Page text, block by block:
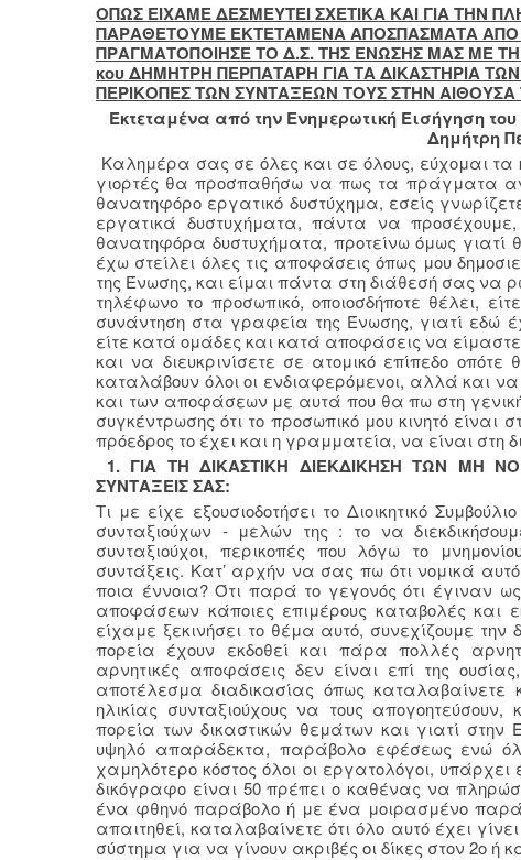
ΟΠΩΣ ΕΙΧΑΜΕ ΔΕΣΜΕΥΤΕΙ ΣΧΕΤΙΚΑ ΚΑΙ ΓΙΑ
ΠΑΡΑΘΕΤΟΥΜΕ ΕΚΤΕΤΑΜΕΝΑ ΑΠΟΣΠΑΣΜΑΤΑ
ΠΡΑΓΜΑΤΟΠΟΙΗΣΕ ΤΟ Δ.Σ. ΤΗΣ ΕΝΩΣΗΣ ΜΑΣ ΜΕ
κου ΔΗΜΗΤΡΗ ΠΕΡΠΑΤΑΡΗ ΓΙΑ ΤΑ ΔΙΚΑΣΤΗΡΙΑ
ΠΕΡΙΚΟΠΕΣ ΤΩΝ ΣΥΝΤΑΞΕΩΝ ΤΟΥΣ ΣΤΗΝ
Εκτεταμένα από την Ενημερωτική Εισήγηση
Δημήτρη
Καλημέρα σας σε όλες και σε όλους, εύχομαι
γιορτές θα προσπαθήσω να πως τα πράγματα
θανατηφόρο εργατικό δυστύχημα, εσείς
εργατικά δυστυχήματα, πάντα να
θανατηφόρα δυστυχήματα, προτείνω όμως
έχω στείλει όλες τις αποφάσεις όπως μου
της Ένωσης, και είμαι πάντα στη διάθεσή σας να
τηλέφωνο το προσωπικό, οποιοσδήποτε θέλει,
συνάντηση στα γραφεία της Ένωσης, γιατί εδώ
είτε κατά ομάδες και κατά αποφάσεις να
και να διευκρινίσετε σε ατομικό επίπεδο
καταλάβουν όλοι οι ενδιαφερόμενοι, αλλά και
και των αποφάσεων με αυτά που θα πω στη
συγκέντρωσης ότι το προσωπικό μου κινητό είναι
πρόεδρος το έχει και η γραμματεία, να είναι στη
1. ΓΙΑ ΤΗ ΔΙΚΑΣΤΙΚΗ ΔΙΕΚΔΙΚΗΣΗ ΤΩΝ ΜΗ
ΣΥΝΤΑΞΕΙΣ ΣΑΣ:
Τι με είχε εξουσιοδοτήσει το Διοικητικό
συνταξιούχων - μελών της : το να
συνταξιούχοι, περικοπές που λόγω το
συντάξεις. Κατ’ αρχήν να σας πω ότι νομικά
ποια έννοια? Ότι παρά το γεγονός ότι έγιναν
αποφάσεων κάποιες επιμέρους καταβολές και
είχαμε ξεκινήσει το θέμα αυτό, συνεχίζουμε την
πορεία έχουν εκδοθεί και πάρα πολλές
αρνητικές αποφάσεις δεν είναι επί της
αποτέλεσμα διαδικασίας όπως καταλαβαίνετε
ηλικίας συνταξιούχους να τους
πορεία των δικαστικών θεμάτων και γιατί
υψηλό απαράδεκτα, παράβολο εφέσεως ενώ
χαμηλότερο κόστος όλοι οι εργατολόγοι,
δικόγραφο είναι 50 πρέπει ο καθένας να
ένα φθηνό παράβολο ή με ένα μοιρασμένο
απαιτηθεί, καταλαβαίνετε ότι όλο αυτό έχει
σύστημα για να γίνουν ακριβές οι δίκες στον 2ο ή